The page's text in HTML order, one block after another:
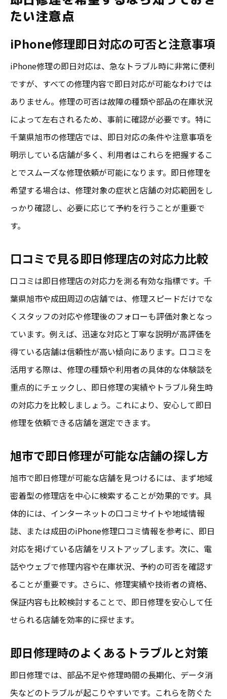
たい注意点
iPhone修理即日対応の可否と注意事項
iPhone修理の即日対応は、急なトラブル時に非常に便利
ですが、すべての修理内容で即日対応が可能なわけでは
ありません。修理の可否は故障の種類や部品の在庫状況
によって左右されるため、事前に確認が必要です。特に
千葉県旭市の修理店では、即日対応の条件や注意事項を
明示している店舗が多く、利用者はこれらを把握するこ
とでスムーズな修理依頼が可能になります。即日修理を
希望する場合は、修理対象の症状と店舗の対応範囲をし
っかり確認し、必要に応じて予約を行うことが重要で
す。
口コミで見る即日修理店の対応力比較
口コミは即日修理店の対応力を測る有効な指標です。千
葉県旭市や成田周辺の店舗では、修理スピードだけでな
くスタッフの対応や修理後のフォローも評価対象となっ
ています。例えば、迅速な対応と丁寧な説明が高評価を
得ている店舗は信頼性が高い傾向にあります。口コミを
活用する際は、修理の種類や利用者の具体的な体験談を
重点的にチェックし、即日修理の実績やトラブル発生時
の対応力を比較しましょう。これにより、安心して即日
修理を依頼できる店舗を選定できます。
旭市で即日修理が可能な店舗の探し方
旭市で即日修理が可能な店舗を見つけるには、まず地域
密着型の修理店を中心に検索することが効果的です。具
体的には、インターネットの口コミサイトや地域情報
誌、または成田のiPhone修理口コミ情報を参考に、即日
対応を掲げている店舗をリストアップします。次に、電
話やウェブで修理内容や在庫状況、予約の可否を確認す
ることが重要です。さらに、修理実績や技術者の資格、
保証内容も比較検討することで、即日修理を安心して任
せられる店舗を効率的に探せます。
即日修理時のよくあるトラブルと対策
即日修理では、部品不足や修理時間の長期化、データ消
失などのトラブルが起こりやすいです。これらを防ぐた